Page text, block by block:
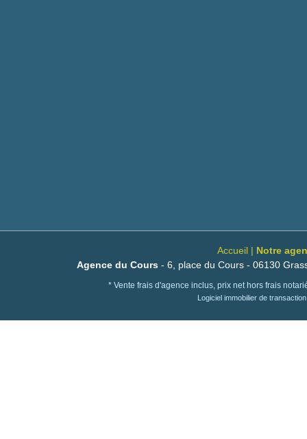
Accueil | Notre
Agence du Cours - 6, place du Cours - 06130
* Vente frais d'agence inclus, prix net hors frais
Logiciel immobilier de